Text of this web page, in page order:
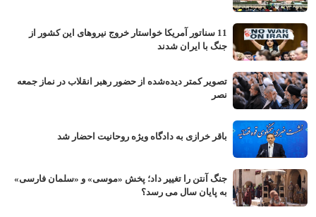
11 سناتور آمریکا خواستار خروج نیروهای این کشور از
جنگ با ایران شدند
تصویر کمتر دیده‌شده از حضور رهبر انقلاب در نماز جمعه
نصر
باقر خرازی به دادگاه ویژه روحانیت احضار شد
جنگ آنتن را تغییر داد؛ پخش «موسی» و «سلمان فارسی»
به پایان سال می رسد؟